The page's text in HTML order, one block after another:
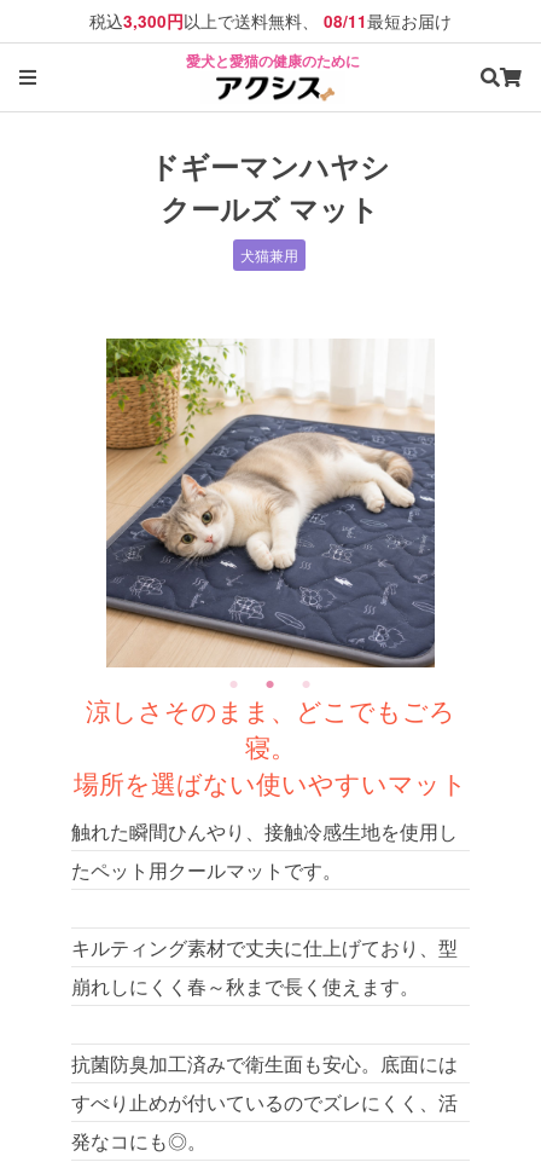
税込3,300円以上で送料無料、 08/11最短お届け
愛犬と愛猫の健康のために
ドギーマンハヤシ
クールズ マット
犬猫兼用
涼しさそのまま、どこでもごろ
寝。
場所を選ばない使いやすいマット
触れた瞬間ひんやり、接触冷感生地を使用し
たペット用クールマットです。
キルティング素材で丈夫に仕上げており、型
崩れしにくく春～秋まで長く使えます。
抗菌防臭加工済みで衛生面も安心。底面には
すべり止めが付いているのでズレにくく、活
発なコにも◎。